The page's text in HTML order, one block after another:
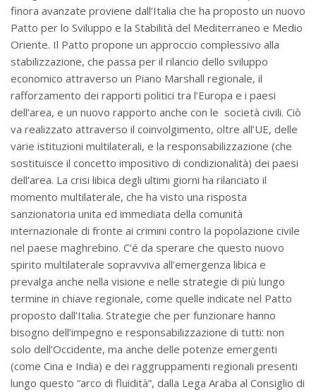
finora avanzate proviene dall’Italia che ha proposto un nuovo
Patto per lo Sviluppo e la Stabilità del Mediterraneo e Medio
Oriente. Il Patto propone un approccio complessivo alla
stabilizzazione, che passa per il rilancio dello sviluppo
economico attraverso un Piano Marshall regionale, il
rafforzamento dei rapporti politici tra l’Europa e i paesi
dell’area, e un nuovo rapporto anche con le società civili. Ciò
va realizzato attraverso il coinvolgimento, oltre all’UE, delle
varie istituzioni multilaterali, e la responsabilizzazione (che
sostituisce il concetto impositivo di condizionalità) dei paesi
dell’area. La crisi libica degli ultimi giorni ha rilanciato il
momento multilaterale, che ha visto una risposta
sanzionatoria unita ed immediata della comunità
internazionale di fronte ai crimini contro la popolazione civile
nel paese maghrebino. C’é da sperare che questo nuovo
spirito multilaterale sopravviva all’emergenza libica e
prevalga anche nella visione e nelle strategie di più lungo
termine in chiave regionale, come quelle indicate nel Patto
proposto dall’Italia. Strategie che per funzionare hanno
bisogno dell’impegno e responsabilizzazione di tutti: non
solo dell’Occidente, ma anche delle potenze emergenti
(come Cina e India) e dei raggruppamenti regionali presenti
lungo questo “arco di fluidità”, dalla Lega Araba al Consiglio di